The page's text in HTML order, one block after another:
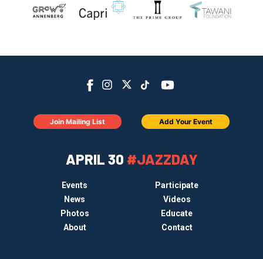
APRIL 30 #JAZZDAY
Events
Participate
News
Videos
Photos
Educate
About
Contact
Join Mailing List Add Your Event